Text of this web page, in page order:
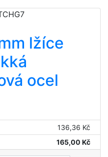
lžíce
ocel
136,36 Kč
165,00 Kč